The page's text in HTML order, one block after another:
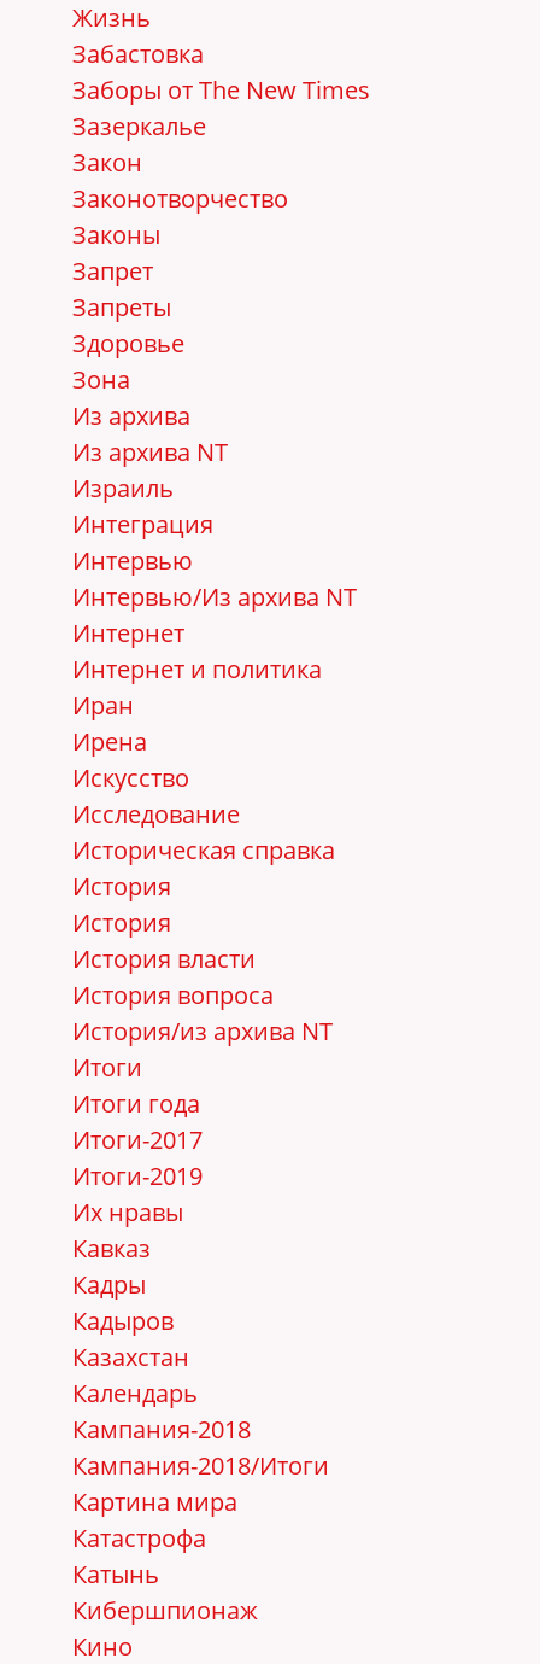
Жизнь
Забастовка
Заборы от The New Times
Зазеркалье
Закон
Законотворчество
Законы
Запрет
Запреты
Здоровье
Зона
Из архива
Из архива NT
Израиль
Интеграция
Интервью
Интервью/Из архива NT
Интернет
Интернет и политика
Иран
Ирена
Искусство
Исследование
Историческая справка
История
История
История власти
История вопроса
История/из архива NT
Итоги
Итоги года
Итоги-2017
Итоги-2019
Их нравы
Кавказ
Кадры
Кадыров
Казахстан
Календарь
Кампания-2018
Кампания-2018/Итоги
Картина мира
Катастрофа
Катынь
Кибершпионаж
Кино